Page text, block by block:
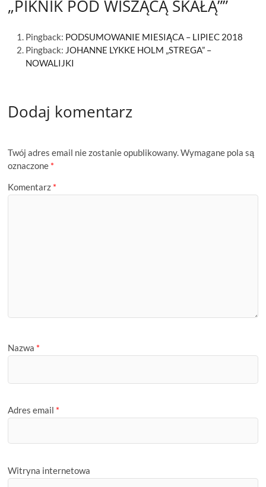
„PIKNIK POD WISZĄCĄ SKAŁĄ””
Pingback: PODSUMOWANIE MIESIĄCA – LIPIEC 2018
Pingback: JOHANNE LYKKE HOLM „STREGA” –
NOWALIJKI
Dodaj komentarz
Twój adres email nie zostanie opublikowany.Wymagane pola są
oznaczone *
Komentarz *
Nazwa *
Adres email *
Witryna internetowa